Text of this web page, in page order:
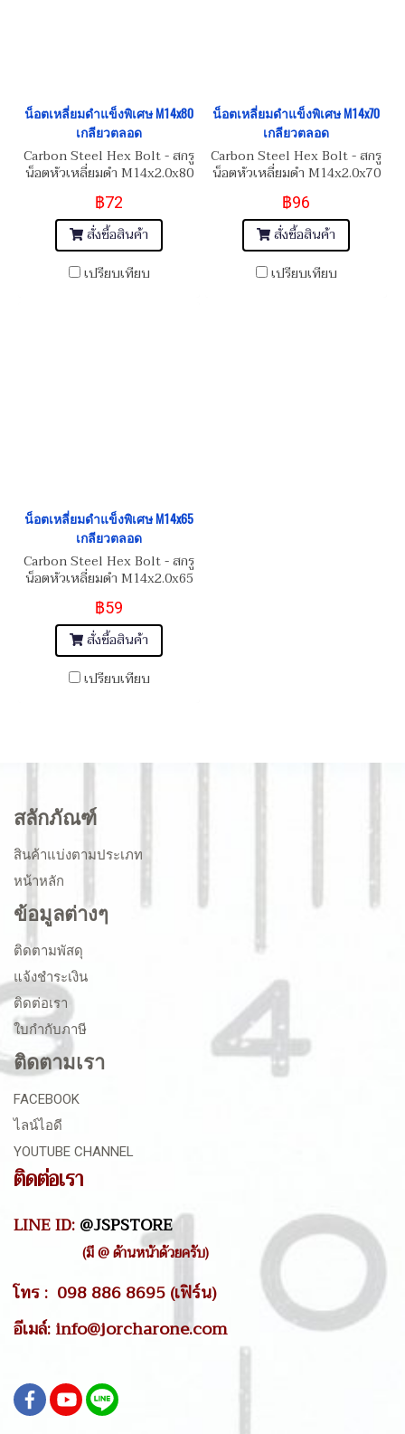
น็อตเหลี่ยมดำแข็งพิเศษ M14x80
เกลียวตลอด
Carbon Steel Hex Bolt - สกรู
น็อตหัวเหลี่ยมดำ M14x2.0x80
฿72
สั่งซื้อสินค้า
เปรียบเทียบ
น็อตเหลี่ยมดำแข็งพิเศษ M14x70
เกลียวตลอด
Carbon Steel Hex Bolt - สกรู
น็อตหัวเหลี่ยมดำ M14x2.0x70
฿96
สั่งซื้อสินค้า
เปรียบเทียบ
น็อตเหลี่ยมดำแข็งพิเศษ M14x65
เกลียวตลอด
Carbon Steel Hex Bolt - สกรู
น็อตหัวเหลี่ยมดำ M14x2.0x65
Grade เกรดความแข็ง 12.9
฿59
สั่งซื้อสินค้า
เปรียบเทียบ
สลักภัณฑ์
สินค้าแบ่งตามประเภท
หน้าหลัก
ข้อมูลต่างๆ
ติดตามพัสดุ
แจ้งชำระเงิน
ติดต่อเรา
ใบกำกับภาษี
ติดตามเรา
FACEBOOK
ไลน์ไอดี
YOUTUBE CHANNEL
ติดต่อเรา
LINE ID:@JSPSTORE
(มี @ ด้านหน้าด้วยครับ)
โทร : 098 886 8695 (เฟิร์น)
อีเมล์: info@jorcharone.com